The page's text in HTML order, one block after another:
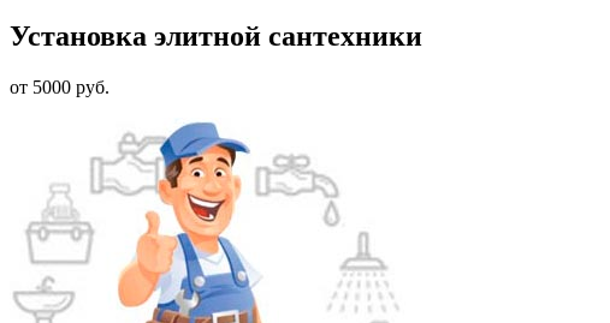
Установка элитной сантехники
от 5000 руб.